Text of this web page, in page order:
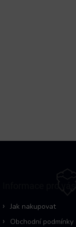
Jak nakupovat
Obchodní podmínky